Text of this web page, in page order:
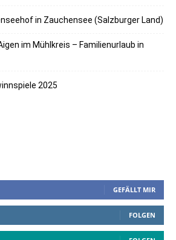
in Zauchensee (Salzburger Land)
im Mühlkreis – Familienurlaub in
2025
GEFÄLLT MIR
FOLGEN